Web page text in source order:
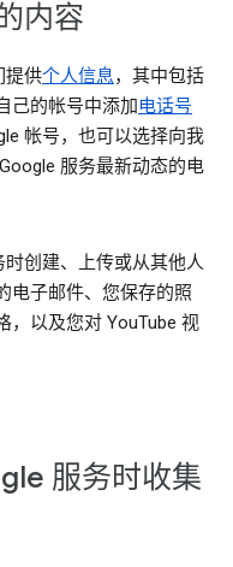
内容
提供个人信息，其中包括
己的帐号中添加电话号
帐号，也可以选择向我
服务最新动态的电
创建、上传或从其他人
电子邮件、您保存的照
，以及您对 YouTube 视
服务时收集